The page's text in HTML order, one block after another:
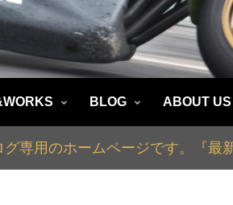
BLOG ABOUT US
専用のホームページです。『最